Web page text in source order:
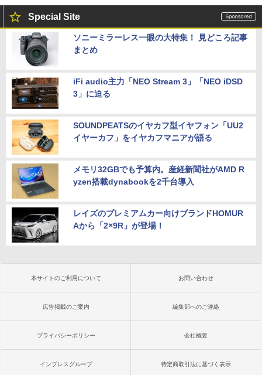
Special Site
ソニーミラーレス一眼の大特集！ 見どころ記事
まとめ
iFi audio主力「NEO Stream 3」「NEO iDSD
3」に迫る
SOUNDPEATSのイヤカフ型イヤフォン「UU2
イヤーカフ」をイヤカフマニアが語る
メモリ32GBでも予算内。産経新聞社がAMD R
yzen搭載dynabookを2千台導入
レイズのプレミアムカー向けブランドHOMUR
Aから「2×9R」が登場！
本サイトのご利用について お問い合わせ
広告掲載のご案内 編集部へのご連絡
プライバシーポリシー 会社概要
インプレスグループ 特定商取引法に基づく表示